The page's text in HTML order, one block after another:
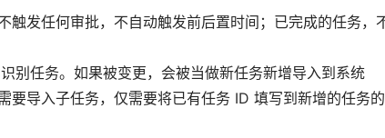
触发任何审批，不自动触发前后置时间；已完成的任务，
别任务。如果被变更，会被当做新任务新增导入到系统
要导入子任务，仅需要将已有任务 ID 填写到新增的任务